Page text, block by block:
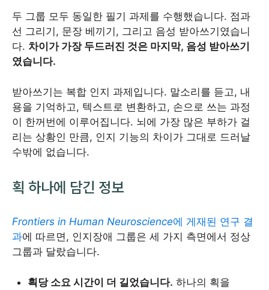
두 그룹 모두 동일한 필기 과제를 수행했습니다. 점과
선 그리기, 문장 베끼기, 그리고 음성 받아쓰기였습니
다. 차이가 가장 두드러진 것은 마지막, 음성 받아쓰기
였습니다.
받아쓰기는 복합 인지 과제입니다. 말소리를 듣고, 내
용을 기억하고, 텍스트로 변환하고, 손으로 쓰는 과정
이 한꺼번에 이루어집니다. 뇌에 가장 많은 부하가 걸
리는 상황인 만큼, 인지 기능의 차이가 그대로 드러날
수밖에 없습니다.
획 하나에 담긴 정보
Frontiers in Human Neuroscience에 게재된 연구 결
과에 따르면, 인지장애 그룹은 세 가지 측면에서 정상
그룹과 달랐습니다.
획당 소요 시간이 더 길었습니다. 하나의 획을